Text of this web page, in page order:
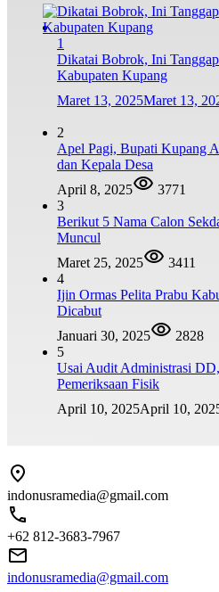
1
Dikatai Bobrok, Ini
Kabupaten Kupang
Maret 13, 2025Maret 13,
2
Apel Pagi, Bupati Kupang
dan Kepala Desa
April 8, 2025
3771
3
Berikut 5 Nama Calon
Muncul
Maret 25, 2025
3411
4
Ijin Ormas Pelita Prabu
Dicabut
Januari 30, 2025
2828
5
Usai Audit Administrasi
Pemeriksaan Fisik
April 10, 2025April 10,
indonusramedia@gmail.com
+62 812-3683-7967
indonusramedia@gmail.com